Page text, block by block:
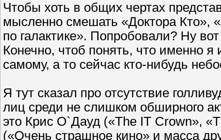
Чтобы хоть в общих чертах
мысленно смешать «Доктора Кто»,
по галактике». Попробовали? Ну
Конечно, чтоб понять, что именно
самому, а то сейчас кто-нибудь
Я тут сказал про отсутствие
лиц среди не слишком обширного
это Крис О`Дауд («The IT Crown»,
(«Очень страшное кино» и масса